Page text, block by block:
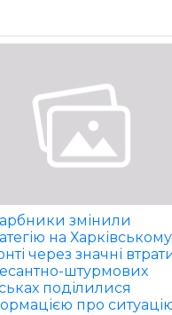
змінили
на Харківському
через значні
штурмових
поділилися
про